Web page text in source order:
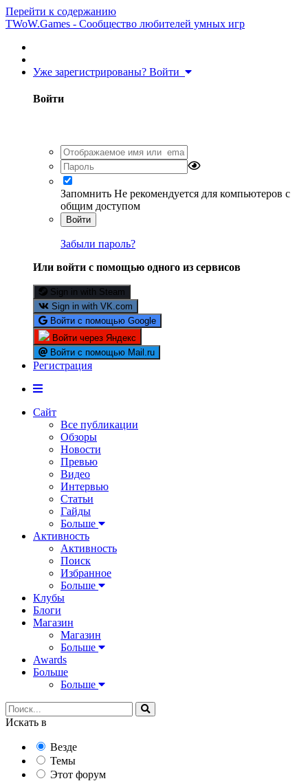
Перейти к содержанию
TWoW.Games - Сообщество любителей умных игр
Уже зарегистрированы? Войти
Войти
Запомнить Не рекомендуется для компьютеров с
общим доступом
Войти
Забыли пароль?
Или войти с помощью одного из сервисов
Sign in with Steam
Sign in with VK.com
Войти с помощью Google
Войти через Яндекс
Войти с помощью Mail.ru
Регистрация
Сайт
Все публикации
Обзоры
Новости
Превью
Видео
Интервью
Статьи
Гайды
Больше
Активность
Активность
Поиск
Избранное
Больше
Клубы
Блоги
Магазин
Магазин
Больше
Awards
Больше
Больше
Искать в
Везде
Темы
Этот форум